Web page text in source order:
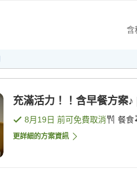
含
充滿活力！！含早餐方案♪
8月19日 前可免費取消 餐食
更詳細的方案資訊